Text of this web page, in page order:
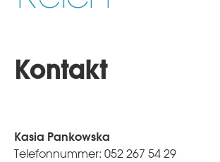
Kontakt
Kasia Pankowska
Telefonnummer: 052 267 54 29